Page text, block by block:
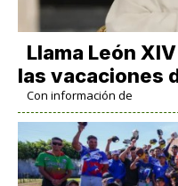
Llama León
las vacaciones
Con información de